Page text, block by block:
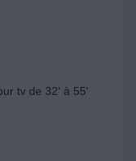
tv de 32' à 55'